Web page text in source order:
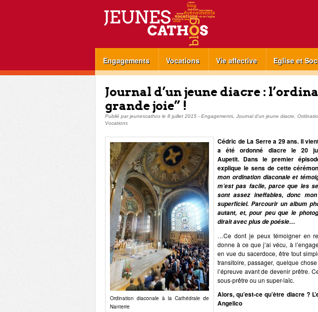
Engagements Vocations Vie affective Eglise et
Journal d’un jeune diacre :
grande joie” !
Publié parjeunescathos le 8 juillet 2015 - Engagements Journal d'un jeune diacre
Vocations
Ordination diaconale à la Cathédrale de
Nanterre
Cédric de La Serre a 29 ans. Il
a été ordonné diacre le 20
Aupetit. Dans le premier
explique le sens de cette
mon ordination diaconale et
m’est pas facile, parce que les
sont assez ineffables, donc
superficiel. Parcourir un album
autant, et, pour peu que le
dirait avec plus de poésie…
…Ce dont je peux témoigner en
donne à ce que j’ai vécu, à
en vue du sacerdoce, être tout
transitoire, passager, quelque
l’épreuve avant de devenir prêtre.
sous-prêtre ou un super-laïc.
Alors, qu’est-ce qu’être diacre ?
Angelico